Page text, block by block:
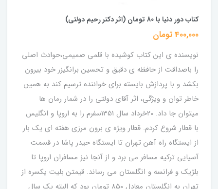
کتاب دور دنیا با 80 تومان (اثر دکتر رحیم دولتی)
400,000 تومان
نویسنده ی این کتاب کوشیده با قلمی صمیمی،حوادث اصلی
را باصداقت از حافظه ی دقیق و تحسین برانگیزر خود بیرون
بکشد و با پردازش بایسته برای خواننده ترسیم کند به همین
خاطر توان و ویژگی، اثر آقای دولتی را در شمار رمان ها
میتوان جا داد. 20خرداد سال 1351سفرم را به اروپا و انگلیس
با قطار شروع کردم. قطار ویژه ی برون مرزی هفته ای یک بار
از ایستگاه راه آهن تهران تا ایستگاه حیدر پاشا در قسمت
آسیایی ترکیه مسافر می برد و از آنجا نیز مسافران اروپا تا
بلژیک و فرانسه و انگلستان می رساند. قیمتن بلیت یکسره از
تهران به انگلستان معادل 850 تومان بود که البته یک سال